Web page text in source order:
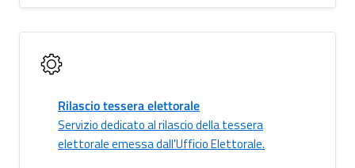
Rilascio tessera elettorale
Servizio dedicato al rilascio della tessera
elettorale emessa dall'Ufficio Elettorale.